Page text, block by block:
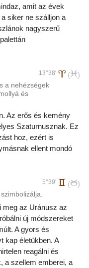
amit az évek
siker ne szálljon a
nagyszerű
13°38' a (l)
a nehézségek
és
Az erős és kemény
Szaturnusznak. Ez
hoz, ezért is
ellent mondó
5°39' c (b)
meg az Uránusz az
új módszereket
A gyors és
kap életükben. A
reagálni és
a szellem emberei, a